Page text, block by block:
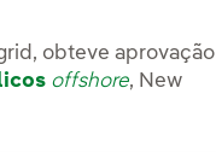
obteve aprovação
offshore, New